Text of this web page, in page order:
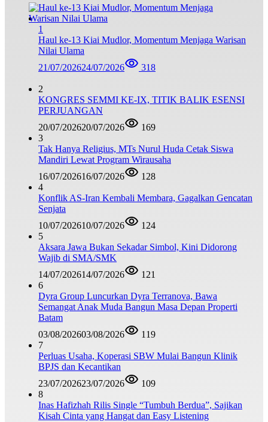
1
Haul ke-13 Kiai Mudlor, Momentum Menjaga Warisan
Nilai Ulama
21/07/202624/07/2026 318
2
KONGRES SEMMI KE-IX, TITIK BALIK ESENSI
PERJUANGAN
20/07/202620/07/2026
169
3
Tak Hanya Religius, MTs Nurul Huda Cetak Siswa
Mandiri Lewat Program Wirausaha
16/07/202616/07/2026
128
4
Konflik AS-Iran Kembali Membara, Gagalkan Gencatan
Senjata
10/07/202610/07/2026
124
5
Aksara Jawa Bukan Sekadar Simbol, Kini Didorong
Wajib di SMA/SMK
14/07/202614/07/2026
121
6
Dyra Group Luncurkan Dyra Terranova, Bawa
Semangat Anak Muda Bangun Masa Depan Properti
Batam
03/08/202603/08/2026
119
7
Perluas Usaha, Koperasi SBW Mulai Bangun Klinik
BPJS dan Kecantikan
23/07/202623/07/2026
109
8
Inas Hafizhah Rilis Single “Tumbuh Berdua”, Sajikan
Kisah Cinta yang Hangat dan Easy Listening